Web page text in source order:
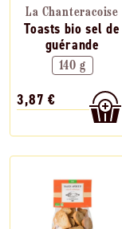
La Chanteracoise
Toasts bio sel de
guérande
140 g
3,87 €